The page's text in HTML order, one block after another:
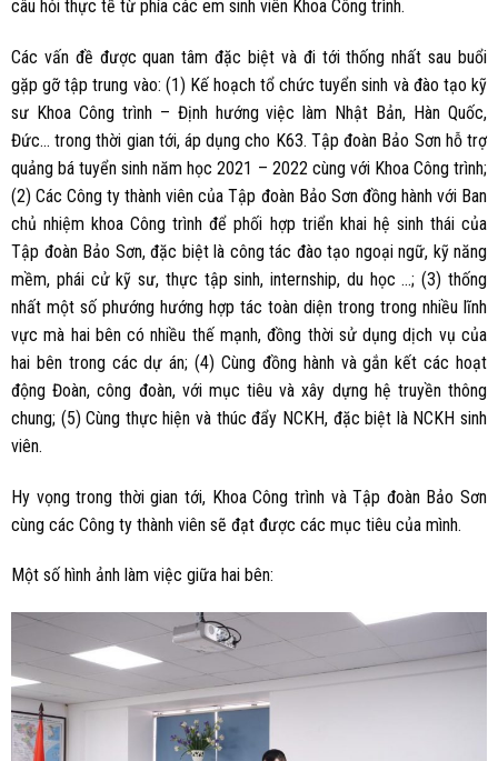
câu hỏi thực tế từ phía các em sinh viên Khoa Công trình.
Các vấn đề được quan tâm đặc biệt và đi tới thống nhất sau buổi
gặp gỡ tập trung vào: (1) Kế hoạch tổ chức tuyển sinh và đào tạo kỹ
sư Khoa Công trình – Định hướng việc làm Nhật Bản, Hàn Quốc,
Đức… trong thời gian tới, áp dụng cho K63. Tập đoàn Bảo Sơn hỗ trợ
quảng bá tuyển sinh năm học 2021 – 2022 cùng với Khoa Công trình;
(2) Các Công ty thành viên của Tập đoàn Bảo Sơn đồng hành với Ban
chủ nhiệm khoa Công trình để phối hợp triển khai hệ sinh thái của
Tập đoàn Bảo Sơn, đặc biệt là công tác đào tạo ngoại ngữ, kỹ năng
mềm, phái cử kỹ sư, thực tập sinh, internship, du học …; (3) thống
nhất một số phướng hướng hợp tác toàn diện trong trong nhiều lĩnh
vực mà hai bên có nhiều thế mạnh, đồng thời sử dụng dịch vụ của
hai bên trong các dự án; (4) Cùng đồng hành và gắn kết các hoạt
động Đoàn, công đoàn, với mục tiêu và xây dựng hệ truyền thông
chung; (5) Cùng thực hiện và thúc đẩy NCKH, đặc biệt là NCKH sinh
viên.
Hy vọng trong thời gian tới, Khoa Công trình và Tập đoàn Bảo Sơn
cùng các Công ty thành viên sẽ đạt được các mục tiêu của mình.
Một số hình ảnh làm việc giữa hai bên: